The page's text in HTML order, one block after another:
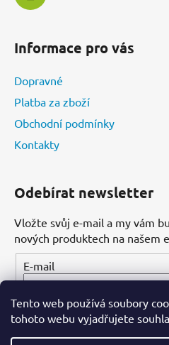
Tento web používá soubory
tohoto webu vyjadřujete
Informace pro vás
Dopravné
Platba za zboží
Obchodní podmínky
Kontakty
Odebírat newsletter
Vložte svůj e-mail a my vám
nových produktech na našem
E-mail
PŘIHLÁSIT SE